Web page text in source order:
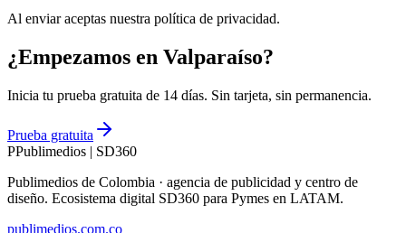
Al enviar aceptas nuestra política de privacidad.
¿Empezamos en Valparaíso?
Inicia tu prueba gratuita de 14 días. Sin tarjeta, sin permanencia.
Prueba gratuita
PPublimedios | SD360
Publimedios de Colombia · agencia de publicidad y centro de
diseño. Ecosistema digital SD360 para Pymes en LATAM.
publimedios.com.co